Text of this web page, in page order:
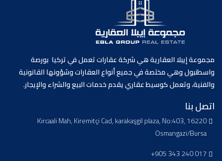
مجموعة إيبلا العقارية هي شركة عقارات تعمل في تركيا بورصة
واسطنبول وهي مختصة في جميع أنواع العقارات وشؤونها القانونية
والفنية، وتعمل كوسيط عقاري يقدم خدمات البيع والشراء والإيجار.
اتصل بنا
Kırcaali Mah, Kiremitçi Cad, karakaşgil plaza, No:403, 16220
Osmangazi/Bursa
+905 343 240 017